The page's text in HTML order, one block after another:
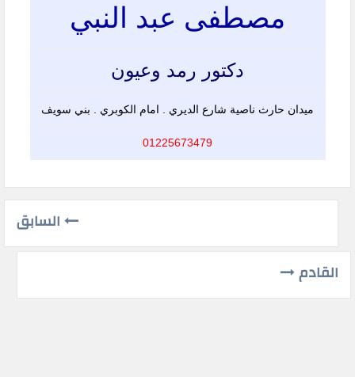
مصطفى عبد النبي
دكتور رمد وعيون
ميدان حارث ناصية شارع الديري . امام الكوبري . بني سويف
01225673479
السابق
القادم